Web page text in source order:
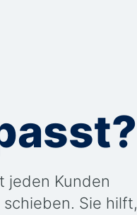
jeden Kunden
Sie hilft,